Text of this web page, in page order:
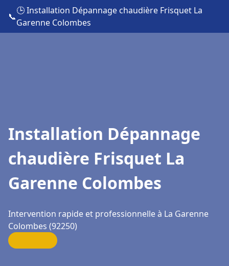
📞
🕒 Installation Dépannage chaudière Frisquet La
Garenne Colombes
Installation Dépannage
chaudière Frisquet La
Garenne Colombes
Intervention rapide et professionnelle à La Garenne
Colombes (92250)